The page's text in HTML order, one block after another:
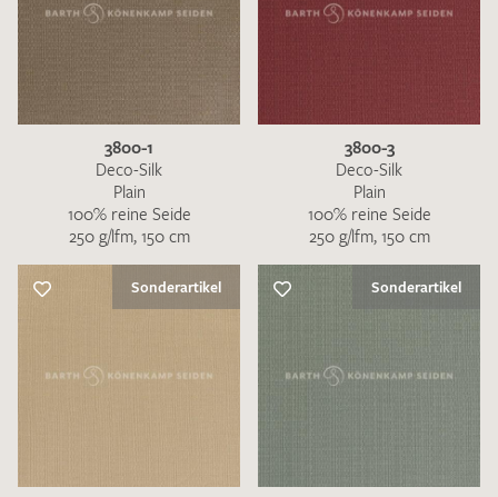
MUSTERANFRAGE SENDEN
3800-1
Deco-Silk
Plain
100% reine Seide
250 g/lfm, 150 cm
3800-3
Deco-Silk
Plain
100% reine Seide
250 g/lfm, 150 cm
Sonderartikel Sonderartikel